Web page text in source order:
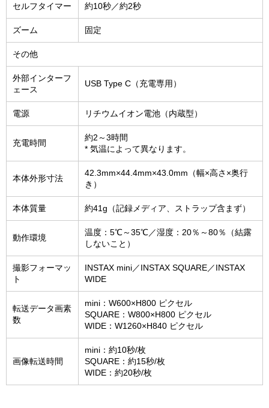
セルフタイマー 約10秒／約2秒
ズーム 固定
その他
外部インターフ
ェース
USB Type C（充電専用）
電源 リチウムイオン電池（内蔵型）
充電時間
約2～3時間
* 気温によって異なります。
本体外形寸法
42.3mm×44.4mm×43.0mm（幅×高さ×奥行
き）
本体質量 約41g（記録メディア、ストラップ含まず）
動作環境
温度：5℃～35℃／湿度：20％～80％（結露
しないこと）
撮影フォーマッ
ト
INSTAX mini／INSTAX SQUARE／INSTAX
WIDE
転送データ画素
数
mini：W600×H800 ピクセル
SQUARE：W800×H800 ピクセル
WIDE：W1260×H840 ピクセル
画像転送時間
mini：約10秒/枚
SQUARE：約15秒/枚
WIDE：約20秒/枚